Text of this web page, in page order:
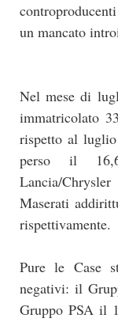
un mancato
Nel mese di
immatricolato
rispetto al
perso il
Lancia/
Maserati
rispettivamente.
Pure le Case
negativi: il
Gruppo PSA il